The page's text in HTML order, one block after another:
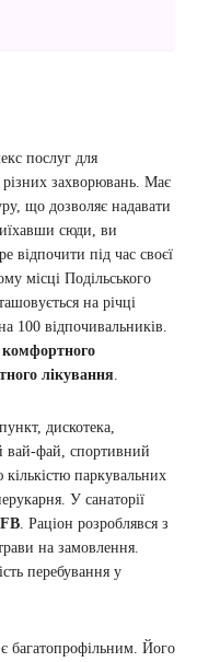
послуг для
різних захворювань. Має
що дозволяє надавати
сюди, ви
відпочити під час своєї
місці Подільського
на річці
100 відпочивальників.
комфортного
лікування
дискотека,
вай-фай, спортивний
паркувальних
У санаторії
. Раціон розроблявся з
на замовлення.
перебування у
багатопрофільним. Його